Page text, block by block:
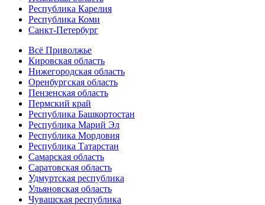
Республика Карелия
Республика Коми
Санкт-Петербург
Всё Приволжье
Кировская область
Нижегородская область
Оренбургская область
Пензенская область
Пермский край
Республика Башкортостан
Республика Марий Эл
Республика Мордовия
Республика Татарстан
Самарская область
Саратовская область
Удмуртская республика
Ульяновская область
Чувашская республика